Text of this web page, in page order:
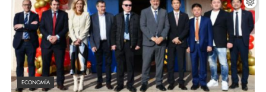
ECONOMÍA